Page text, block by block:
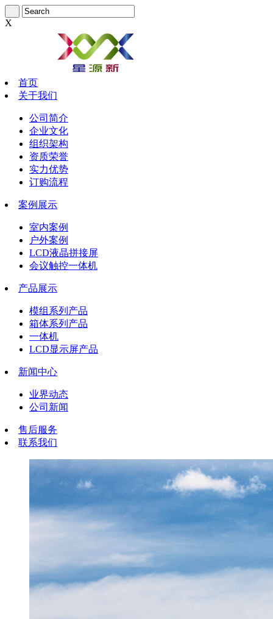
X
首页
关于我们
公司简介
企业文化
组织架构
资质荣誉
实力优势
订购流程
案例展示
室内案例
户外案例
LCD液晶拼接屏
会议触控一体机
产品展示
模组系列产品
箱体系列产品
一体机
LCD显示屏产品
新闻中心
业界动态
公司新闻
售后服务
联系我们